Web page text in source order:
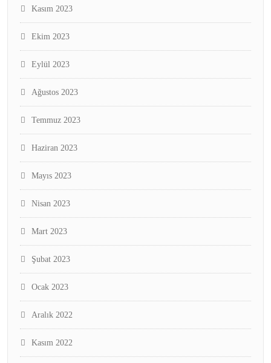
Kasım 2023
Ekim 2023
Eylül 2023
Ağustos 2023
Temmuz 2023
Haziran 2023
Mayıs 2023
Nisan 2023
Mart 2023
Şubat 2023
Ocak 2023
Aralık 2022
Kasım 2022